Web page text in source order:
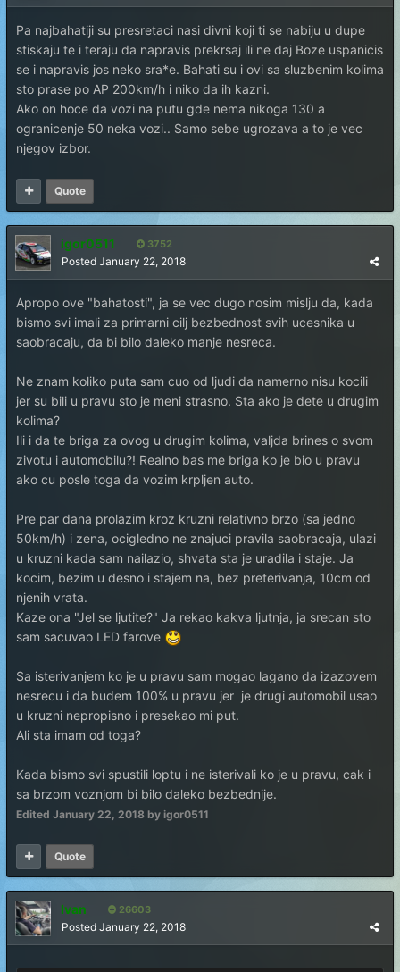
Pa najbahatiji su presretaci nasi divni koji ti se nabiju u dupe
stiskaju te i teraju da napravis prekrsaj ili ne daj Boze uspanicis
se i napravis jos neko sra*e. Bahati su i ovi sa sluzbenim kolima
sto prase po AP 200km/h i niko da ih kazni.
Ako on hoce da vozi na putu gde nema nikoga 130 a
ogranicenje 50 neka vozi.. Samo sebe ugrozava a to je vec
njegov izbor.
Quote
igor0511 3752
Posted January 22, 2018
Apropo ove "bahatosti", ja se vec dugo nosim mislju da, kada
bismo svi imali za primarni cilj bezbednost svih ucesnika u
saobracaju, da bi bilo daleko manje nesreca.
Ne znam koliko puta sam cuo od ljudi da namerno nisu kocili
jer su bili u pravu sto je meni strasno. Sta ako je dete u drugim
kolima?
Ili i da te briga za ovog u drugim kolima, valjda brines o svom
zivotu i automobilu?! Realno bas me briga ko je bio u pravu
ako cu posle toga da vozim krpljen auto.
Pre par dana prolazim kroz kruzni relativno brzo (sa jedno
50km/h) i zena, ocigledno ne znajuci pravila saobracaja, ulazi
u kruzni kada sam nailazio, shvata sta je uradila i staje. Ja
kocim, bezim u desno i stajem na, bez preterivanja, 10cm od
njenih vrata.
Kaze ona "Jel se ljutite?" Ja rekao kakva ljutnja, ja srecan sto
sam sacuvao LED farove
Sa isterivanjem ko je u pravu sam mogao lagano da izazovem
nesrecu i da budem 100% u pravu jer je drugi automobil usao
u kruzni nepropisno i presekao mi put.
Ali sta imam od toga?
Kada bismo svi spustili loptu i ne isterivali ko je u pravu, cak i
sa brzom voznjom bi bilo daleko bezbednije.
Edited January 22, 2018 by igor0511
Quote
Ivan 26603
Posted January 22, 2018